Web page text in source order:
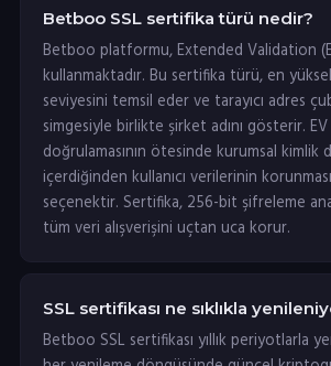
Betboo SSL sertifika türü nedir?
Betboo platformu, Extended Validation
kullanmaktadır. Bu sertifika türü, en
seviyesini temsil eder ve tarayıcı adres
simgesiyle birlikte şirket adını gösterir. EV
doğrulamasının ötesinde kurumsal kimlik
içerdiğinden kullanıcı verilerinin
seçenektir. Sertifika, 256-bit şifreleme
tüm veri alışverişini uçtan uca korur.
SSL sertifikası ne sıklıkla
Betboo SSL sertifikası yıllık periyotlarla